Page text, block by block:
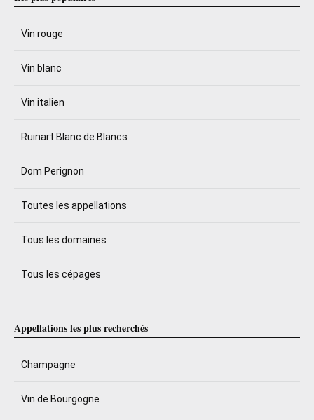
Vin rouge
Vin blanc
Vin italien
Ruinart Blanc de Blancs
Dom Perignon
Toutes les appellations
Tous les domaines
Tous les cépages
Appellations les plus recherchés
Champagne
Vin de Bourgogne